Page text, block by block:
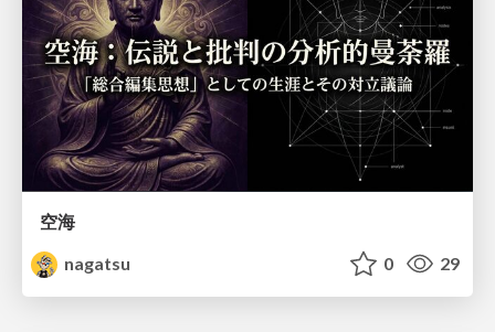
空海
nagatsu
0 29